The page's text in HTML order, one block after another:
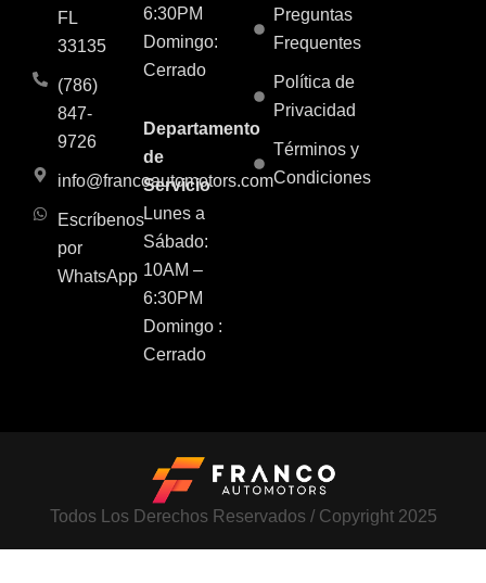
FL
33135
(786)
847-
9726
info@francoautomotors.com
Escríbenos
por
WhatsApp
6:30PM
Domingo:
Cerrado
Departamento
de
Servicio
Lunes a
Sábado:
10AM –
6:30PM
Domingo :
Cerrado
Preguntas
Frequentes
Política de
Privacidad
Términos y
Condiciones
Todos Los Derechos Reservados / Copyright 2025